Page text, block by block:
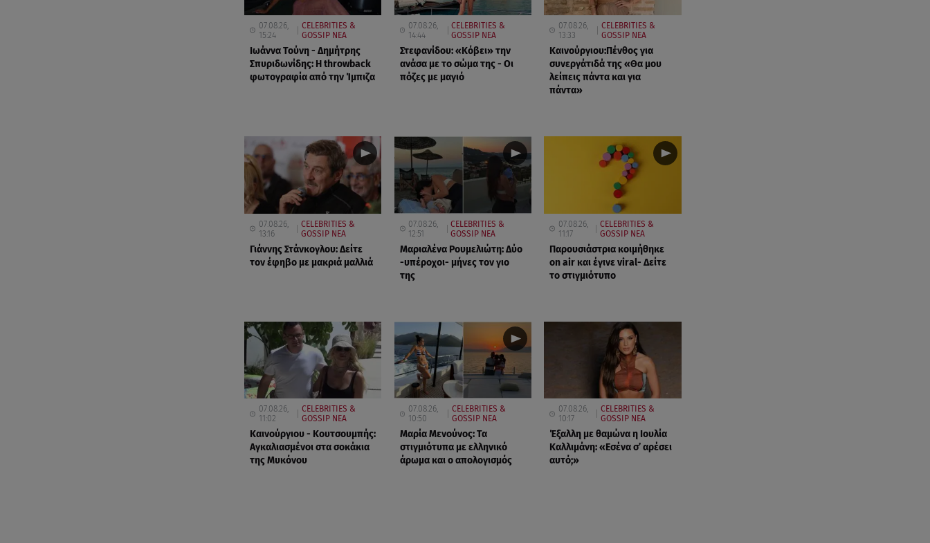
07.08.26,
15:24
CELEBRITIES &
GOSSIP ΝΕΑ
Ιωάννα Τούνη - Δημήτρης
Σπυριδωνίδης: Η throwback
φωτογραφία από την Ίμπιζα
07.08.26,
14:44
CELEBRITIES &
GOSSIP ΝΕΑ
Στεφανίδου: «Κόβει» την
ανάσα με το σώμα της - Οι
πόζες με μαγιό
07.08.26,
13:33
CELEBRITIES &
GOSSIP ΝΕΑ
Καινούργιου:Πένθος για
συνεργάτιδά της «Θα μου
λείπεις πάντα και για
πάντα»
07.08.26,
13:16
CELEBRITIES &
GOSSIP ΝΕΑ
Γιάννης Στάνκογλου: Δείτε
τον έφηβο με μακριά μαλλιά
07.08.26,
12:51
CELEBRITIES &
GOSSIP ΝΕΑ
Μαριαλένα Ρουμελιώτη: Δύο
-υπέροχοι- μήνες τον γιο
της
07.08.26,
11:17
CELEBRITIES &
GOSSIP ΝΕΑ
Παρουσιάστρια κοιμήθηκε
on air και έγινε viral- Δείτε
το στιγμιότυπο
07.08.26,
11:02
CELEBRITIES &
GOSSIP ΝΕΑ
Καινούργιου - Κουτσουμπής:
Αγκαλιασμένοι στα σοκάκια
της Μυκόνου
07.08.26,
10:50
CELEBRITIES &
GOSSIP ΝΕΑ
Μαρία Μενούνος: Τα
στιγμιότυπα με ελληνικό
άρωμα και ο απολογισμός
07.08.26,
10:17
CELEBRITIES &
GOSSIP ΝΕΑ
Έξαλλη με θαμώνα η Ιουλία
Καλλιμάνη: «Εσένα σ’ αρέσει
αυτό;»